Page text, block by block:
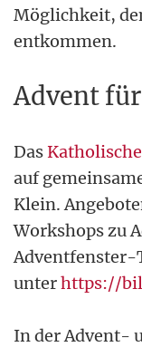
Möglichkeit,
entkommen.
Advent
Das
auf
Klein.
Workshops zu
Adventfenster-
unterhttps://
In der Advent-